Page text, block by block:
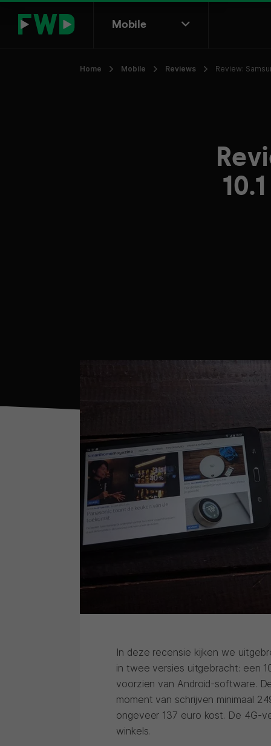
Mobile
Home Mobile Reviews Review:
In deze recensie kijken we
in twee versies uitgebracht: een
voorzien van Android-software.
moment van schrijven minimaal
ongeveer 137 euro kost. De 4G-
winkels.